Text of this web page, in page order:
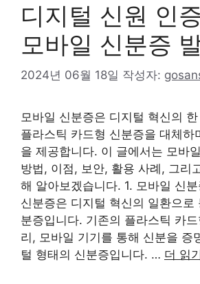
디지털 신원 인
모바일 신분증
2024년 06월 18일 작성자:
모바일 신분증은 디지털 혁신의
플라스틱 카드형 신분증을 대체하
을 제공합니다. 이 글에서는 모바
방법, 이점, 보안, 활용 사례, 그리
해 알아보겠습니다. 1. 모바일 신
신분증은 디지털 혁신의 일환으로
분증입니다. 기존의 플라스틱 카
리, 모바일 기기를 통해 신분을 증
털 형태의 신분증입니다. … 더 읽